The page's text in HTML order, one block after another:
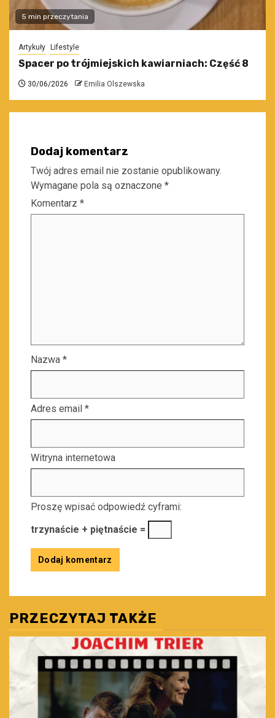
5 min przeczytania
Artykuły Lifestyle
Spacer po trójmiejskich kawiarniach: Część 8
30/06/2026 Emilia Olszewska
Dodaj komentarz
Twój adres email nie zostanie opublikowany.
Wymagane pola są oznaczone *
Komentarz *
Nazwa *
Adres email *
Witryna internetowa
Proszę wpisać odpowiedź cyframi:
trzynaście + piętnaście =
PRZECZYTAJ TAKŻE